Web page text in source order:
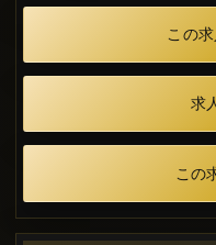
この
求
この